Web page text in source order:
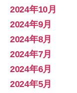
2024年10月
2024年9月
2024年8月
2024年7月
2024年6月
2024年5月